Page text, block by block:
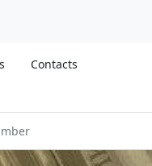
Contacts